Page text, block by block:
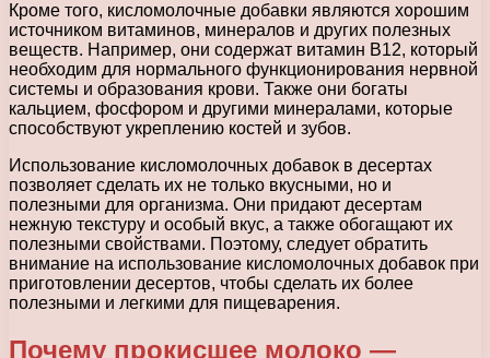
Кроме того, кисломолочные добавки являются хорошим
источником витаминов, минералов и других полезных
веществ. Например, они содержат витамин В12, который
необходим для нормального функционирования нервной
системы и образования крови. Также они богаты
кальцием, фосфором и другими минералами, которые
способствуют укреплению костей и зубов.
Использование кисломолочных добавок в десертах
позволяет сделать их не только вкусными, но и
полезными для организма. Они придают десертам
нежную текстуру и особый вкус, а также обогащают их
полезными свойствами. Поэтому, следует обратить
внимание на использование кисломолочных добавок при
приготовлении десертов, чтобы сделать их более
полезными и легкими для пищеварения.
Почему прокисшее молоко —